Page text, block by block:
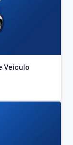
Veículo